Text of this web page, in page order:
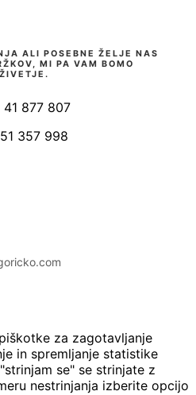
ALI POSEBNE ŽELJE NAS
MI PA VAM BOMO
41 877 807
357 998
za zagotavljanje
in spremljanje statistike
se" se strinjate z
nestrinjanja izberite opcijo